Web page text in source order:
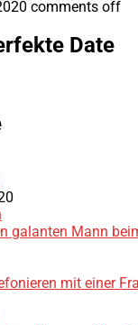
comments off
Date
galanten Mann
mit einer